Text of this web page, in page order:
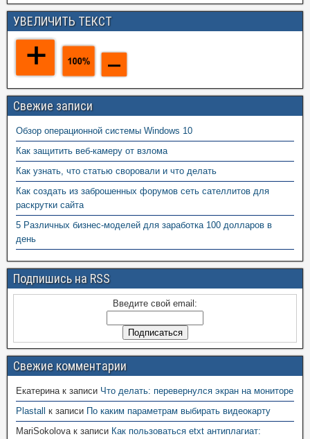
УВЕЛИЧИТЬ ТЕКСТ
Свежие записи
Обзор операционной системы Windows 10
Как защитить веб-камеру от взлома
Как узнать, что статью своровали и что делать
Как создать из заброшенных форумов сеть сателлитов для
раскрутки сайта
5 Различных бизнес-моделей для заработка 100 долларов в
день
Подпишись на RSS
Введите свой email:
Свежие комментарии
Екатеринак записи Что делать: перевернулся экран на мониторе
Plastall к записи По каким параметрам выбирать видеокарту
MariSokolovaк записи Как пользоваться etxt антиплагиат: